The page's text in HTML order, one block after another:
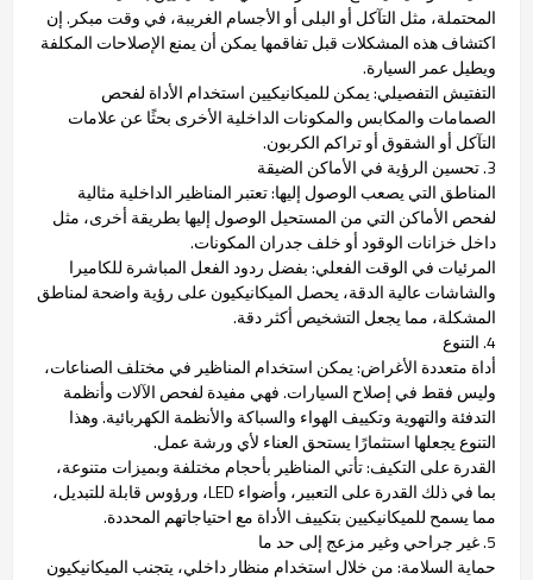
المحتملة، مثل التآكل أو البلى أو الأجسام الغريبة، في وقت مبكر. إن
اكتشاف هذه المشكلات قبل تفاقمها يمكن أن يمنع الإصلاحات المكلفة
ويطيل عمر السيارة.
التفتيش التفصيلي: يمكن للميكانيكيين استخدام الأداة لفحص
الصمامات والمكابس والمكونات الداخلية الأخرى بحثًا عن علامات
التآكل أو الشقوق أو تراكم الكربون.
3. تحسين الرؤية في الأماكن الضيقة
المناطق التي يصعب الوصول إليها: تعتبر المناظير الداخلية مثالية
لفحص الأماكن التي من المستحيل الوصول إليها بطريقة أخرى، مثل
داخل خزانات الوقود أو خلف جدران المكونات.
المرئيات في الوقت الفعلي: بفضل ردود الفعل المباشرة للكاميرا
والشاشات عالية الدقة، يحصل الميكانيكيون على رؤية واضحة لمناطق
المشكلة، مما يجعل التشخيص أكثر دقة.
4. التنوع
أداة متعددة الأغراض: يمكن استخدام المناظير في مختلف الصناعات،
وليس فقط في إصلاح السيارات. فهي مفيدة لفحص الآلات وأنظمة
التدفئة والتهوية وتكييف الهواء والسباكة والأنظمة الكهربائية. وهذا
التنوع يجعلها استثمارًا يستحق العناء لأي ورشة عمل.
القدرة على التكيف: تأتي المناظير بأحجام مختلفة وبميزات متنوعة،
بما في ذلك القدرة على التعبير، وأضواء LED، ورؤوس قابلة للتبديل،
مما يسمح للميكانيكيين بتكييف الأداة مع احتياجاتهم المحددة.
5. غير جراحي وغير مزعج إلى حد ما
حماية السلامة: من خلال استخدام منظار داخلي، يتجنب الميكانيكيون